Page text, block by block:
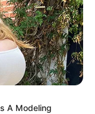
A Modeling